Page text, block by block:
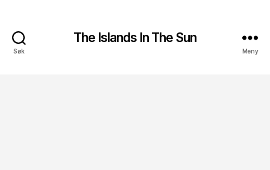
Søk
The Islands In The Sun
Meny